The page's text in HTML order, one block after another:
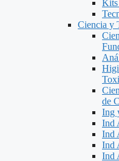
Kits
Ciencia y
de C
Ing
Ind
Ind
Ind
Ind